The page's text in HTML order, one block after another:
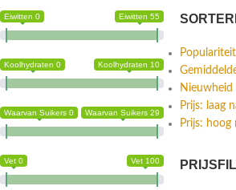
Eiwitten 0 Eiwitten 55
Koolhydraten 0 Koolhydraten 10
Waarvan Suikers 0 Waarvan Suikers 29
Vet 0 Vet 100
Populariteit
Nieuwheid
Prijs: laag
Prijs: hoog